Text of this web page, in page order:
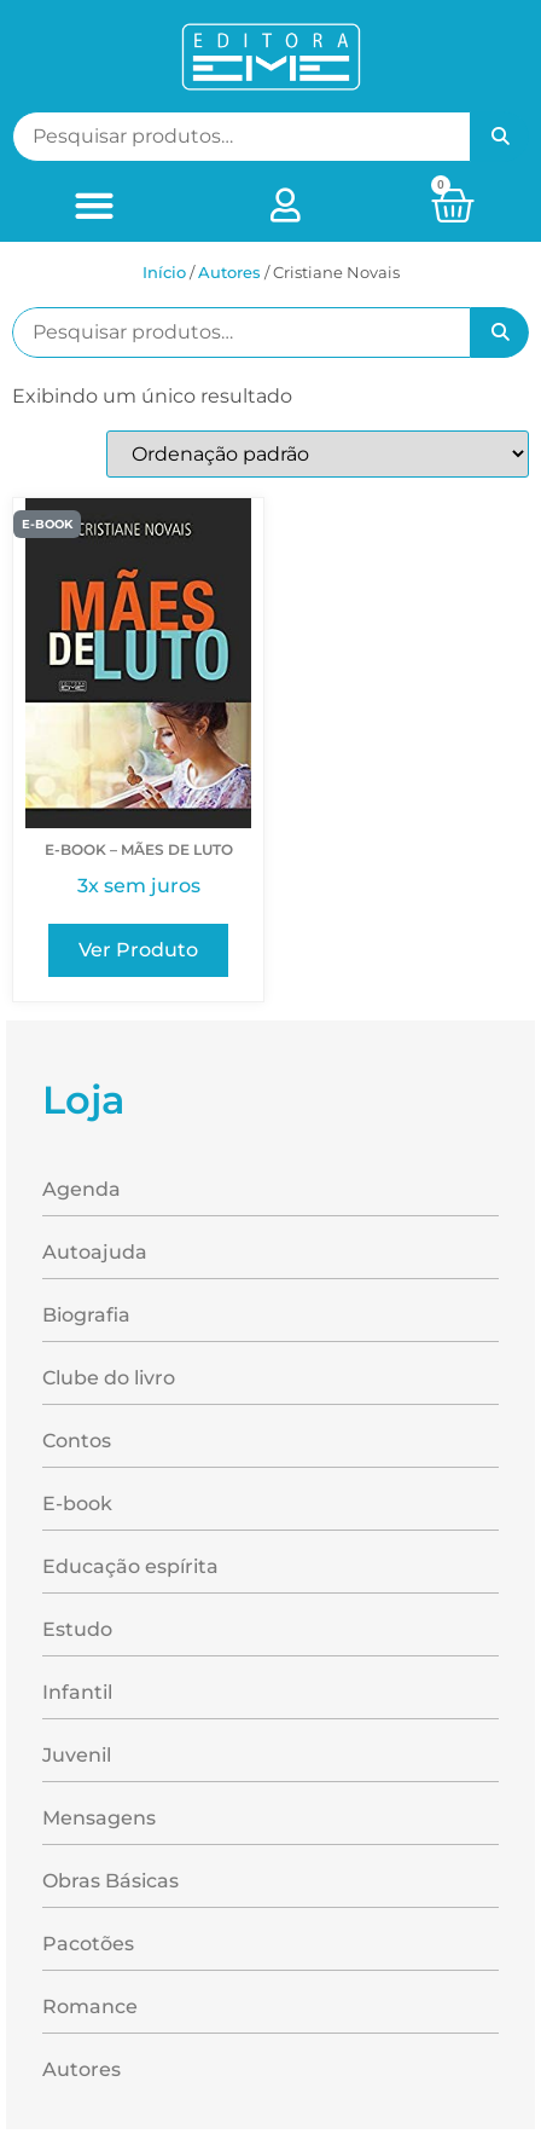
0
Início/ㅤAutores / Cristiane Novais
Loja
Agenda
Autoajuda
Biografia
Clube do livro
Contos
E-book
Educação espírita
Estudo
Infantil
Juvenil
Mensagens
Obras Básicas
Pacotões
Romance
Autores
Exibindo um único resultado
E-BOOK
E-BOOK – MÃES DE LUTO
3x sem juros
Ver Produto